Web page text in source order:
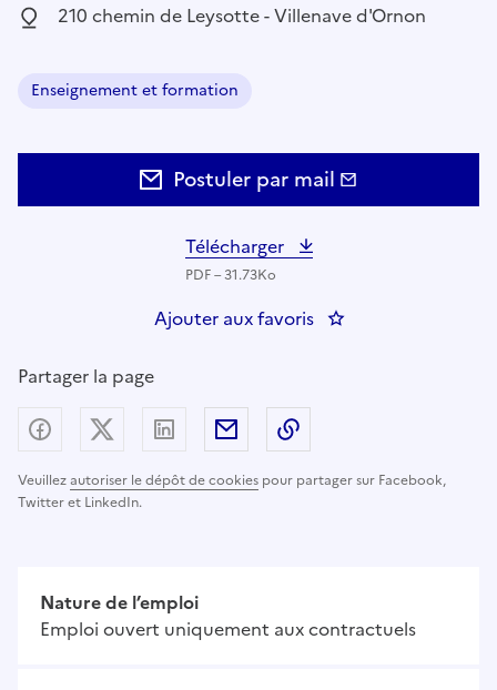
Localisation :
210 chemin de Leysotte - Villenave d'Ornon
Domaine :
Enseignement et formation
Postuler par mail
Télécharger
PDF – 31.73Ko
Ajouter aux favoris : Chef(fe) de projet
Partager la page
Veuillezautoriser le dépôt de cookies pour partager sur Facebook,
Twitter et LinkedIn.
Partager sur Facebook
Partager sur X (anciennement Twitter) -
Partager sur LinkedIn
Partager par email
Nature de l’emploi
Emploi ouvert uniquement aux contractuels